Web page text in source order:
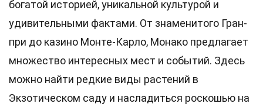
богатой историей, уникальной культурой и
удивительными фактами. От знаменитого Гран-
при до казино Монте-Карло, Монако предлагает
множество интересных мест и событий. Здесь
можно найти редкие виды растений в
Экзотическом саду и насладиться роскошью на